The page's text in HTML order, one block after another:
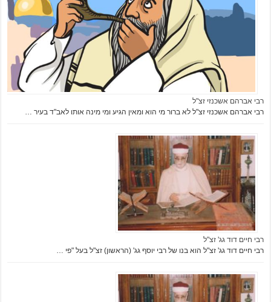
רבי אברהם אשכנזי זצ"ל
רבי אברהם אשכנזי זצ"ל לא ברור מי הוא ומאין הגיע ומי מינה אותו לאב"ד בעיר …
רבי חיים דוד גג' זצ"ל
רבי חיים דוד גג' זצ"ל הוא בנו של רבי יוסף גג' (הראשון) זצ"ל בעל "פי …